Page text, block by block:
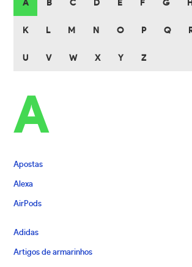
A B C D E F G H
K L M N O P Q
U V W X Y Z
A
Apostas
Alexa
AirPods
Adidas
Artigos de armarinhos